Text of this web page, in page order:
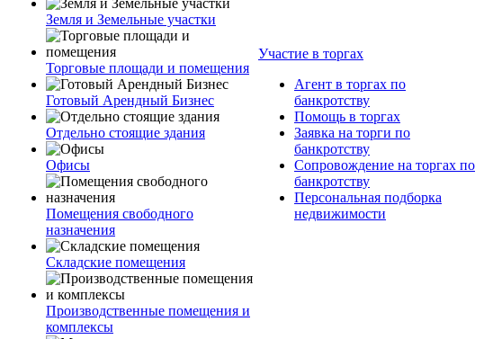
Земля и Земельные участки
Торговые площади и помещения
Готовый Арендный Бизнес
Отдельно стоящие здания
Офисы
Помещения свободного
назначения
Складские помещения
Производственные помещения и
комплексы
Участие в торгах
Агент в торгах по
банкротству
Помощь в торгах
Заявка на торги по
банкротству
Сопровождение на торгах по
банкротству
Персональная подборка
недвижимости